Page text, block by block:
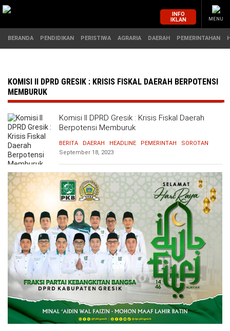
MASUK
BERANDA
PERISTIWA
AGRARIA
DAERAH
PEMERINTAHAN
OPINI
PENDIDIKAN
HUKUM
EKONOMI
OLAHRAGA
PENDIDIKAN
HIBURAN
BERITABARU.CO
KABARBARU.CO
SERIKATNEWS.COM
PEWARTANUSANTARA.COM
LANGGAR.CO
JOBNAS.COM
SURAU.CO
REDAKSI
TENTANG
KERJASAMA
PEDOMAN
MEDIA
CYBER
INFO
IKLAN
MENU
BERANDA PENDIDIKAN PERISTIWA AGRARIA DAERAH PEMERINTAHAN
KOMISI II DPRD GRESIK : KRISIS FISKAL DAERAH BERPOTENSI
MEMBURUK
Komisi II DPRD Gresik : Krisis Fiskal Daerah
Berpotensi Memburuk
BERITA DAERAH HEADLINE PEMERINTAH
SOROTAN
September 18, 2023